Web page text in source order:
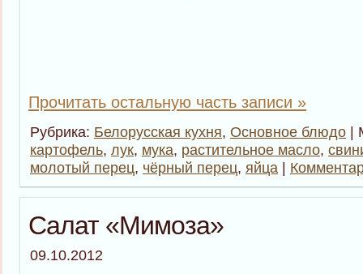
Прочитать остальную часть записи »
Рубрика: Белорусская кухня, Основное блюдо |
картофель, лук, мука, растительное масло,
молотый перец, чёрный перец, яйца |
Салат «Мимоза»
09.10.2012